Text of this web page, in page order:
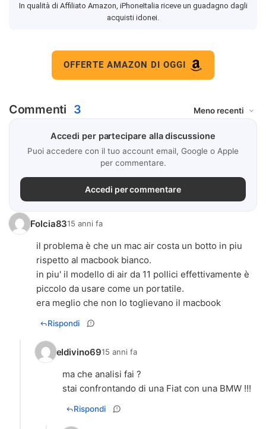
In qualità di Affiliato Amazon, iPhoneItalia riceve un guadagno dagli
acquisti idonei.
OFFERTE AMAZON DI OGGI
Commenti 3
Accedi per partecipare alla discussione
Puoi accedere con il tuo account email, Google o Apple
per commentare.
Accedi per commentare
Folcia8315 anni fa
il problema è che un mac air costa un botto in piu
rispetto al macbook bianco.
in piu' il modello di air da 11 pollici effettivamente è
piccolo da usare come un portatile.
era meglio che non lo toglievano il macbook
Rispondi
eldivino6915 anni fa
ma che analisi fai ?
stai confrontando di una Fiat con una BMW !!!
Rispondi